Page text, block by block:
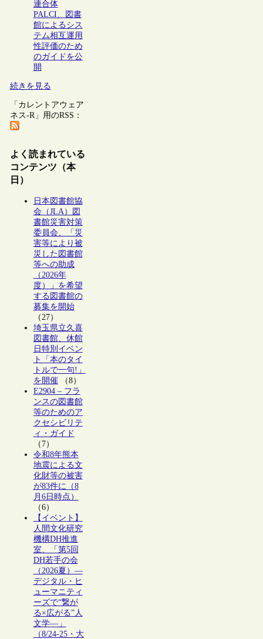
連合体
PALCI、図書
館によるシス
テム相互運用
性評価のため
のガイドを公
開
続きを見る
「カレントアウェア
ネス-R」用のRSS：
よく読まれている
コンテンツ（本
日）
日本図書館協
会（JLA）図
書館災害対策
委員会、「災
害等により被
災した図書館
等への助成
（2026年
度）」を希望
する図書館の
募集を開始
（27）
埼玉県立久喜
図書館、休館
日特別イベン
ト「本のタイ
トルで一句!」
を開催（8）
E2904 – フラ
ンスの図書館
等のためのア
クセシビリテ
ィ・ガイド
（7）
令和8年熊本
地震による文
化財等の被害
が83件に（8
月6日時点）
（6）
【イベント】
人間文化研究
機構DH推進
室、「第5回
DH若手の会
（2026夏）―
デジタル・ヒ
ューマニティ
ーズで“繋が
る×広がる”人
文学―」
（8/24-25・大